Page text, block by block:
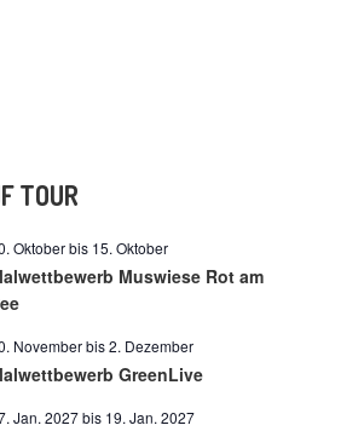
TOUR
Oktoberbis 15. Oktober
Muswiese Rot am
Novemberbis2. Dezember
GreenLive
Jan. 2027bis 19. Jan. 2027